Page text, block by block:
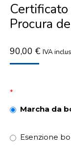
Procura
90,00 € IVA
*
Marcha da
Esenzione